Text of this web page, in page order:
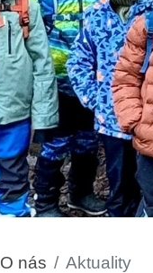
O nás Aktuality